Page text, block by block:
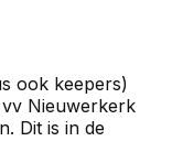
ook keepers)
Nieuwerkerk
Dit is in de